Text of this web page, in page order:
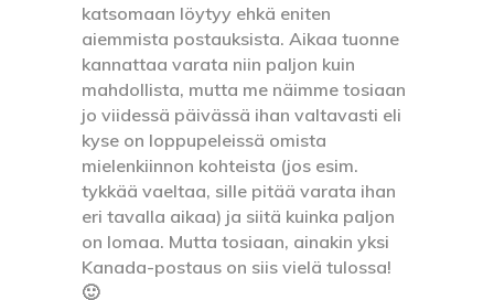
katsomaan löytyy ehkä eniten
aiemmista postauksista. Aikaa tuonne
kannattaa varata niin paljon kuin
mahdollista, mutta me näimme tosiaan
jo viidessä päivässä ihan valtavasti eli
kyse on loppupeleissä omista
mielenkiinnon kohteista (jos esim.
tykkää vaeltaa, sille pitää varata ihan
eri tavalla aikaa) ja siitä kuinka paljon
on lomaa. Mutta tosiaan, ainakin yksi
Kanada-postaus on siis vielä tulossa!
🙂